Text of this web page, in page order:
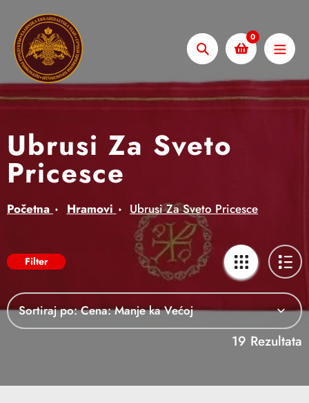
content
Pretraži
0
Ubrusi Za Sveto
Pricesce
Početna Hramovi Ubrusi Za Sveto Pricesce
Filter
Sortiraj po:
19 Rezultata